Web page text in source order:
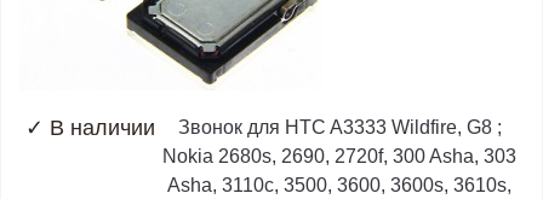
✓ В наличии
Звонок для HTC A3333 Wildfire, G8 ;
Nokia 2680s, 2690, 2720f, 300 Asha, 303
Asha, 3110c, 3500, 3600, 3600s, 3610s,